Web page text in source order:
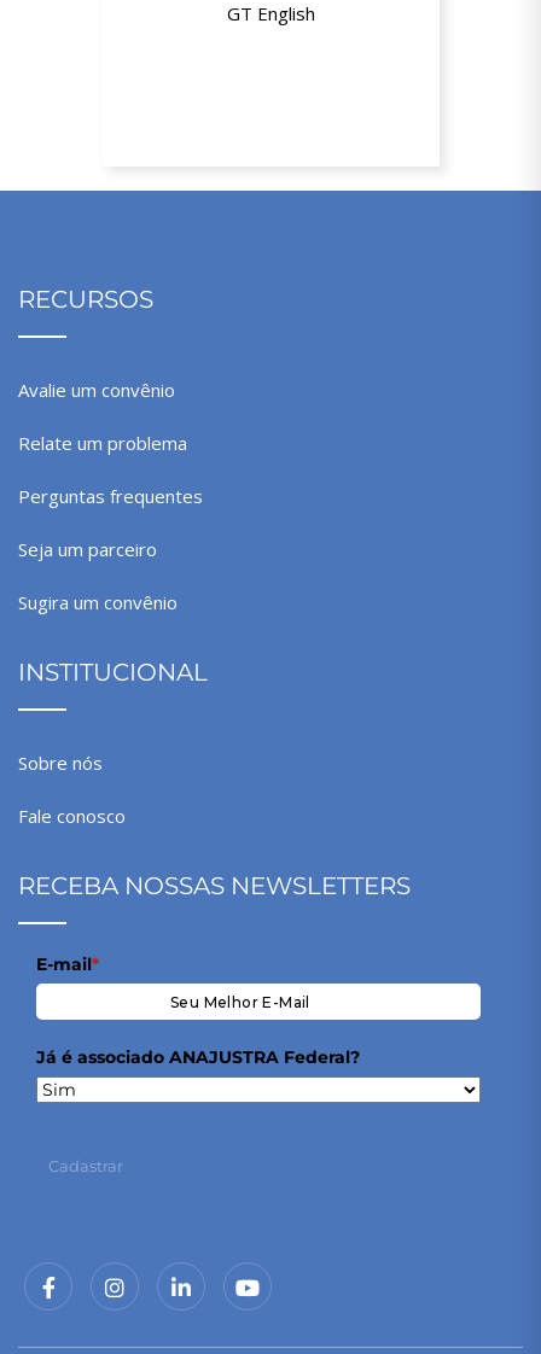
GT English
RECURSOS
Avalie um convênio
Relate um problema
Perguntas frequentes
Seja um parceiro
Sugira um convênio
INSTITUCIONAL
Sobre nós
Fale conosco
RECEBA NOSSAS NEWSLETTERS
E-mail*
Já é associado ANAJUSTRA Federal?
Cadastrar